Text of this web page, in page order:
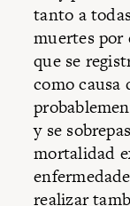
tanto a
muertes por
que se
como causa
y se
mortalidad
realizar